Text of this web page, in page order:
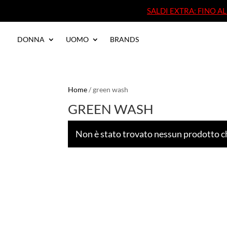
SALDI EXTRA: FINO
SALDI EXTRA: FINO
DONNA UOMO BRANDS
DONNA UOMO BRANDS
Home/ green wash
GREEN WASH
Non è stato trovato nessun prodotto